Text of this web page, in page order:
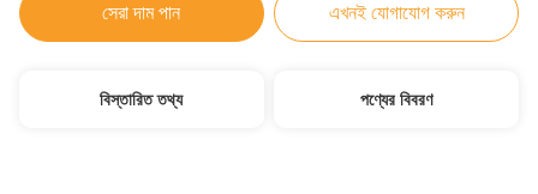
সেরা দাম পান এখনই যোগাযোগ করুন
বিস্তারিত তথ্য পণ্যের বিবরণ